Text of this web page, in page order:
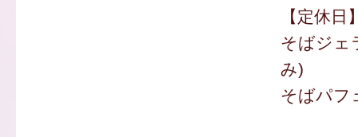
【定休
そばジェ
み)
そばパフ